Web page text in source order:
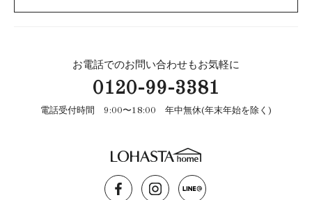
お電話でのお問い合わせもお気軽に
0120-99-3381
電話受付時間 9:00〜18:00 年中無休(年末年始を除く)